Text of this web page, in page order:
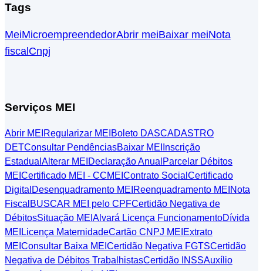
Tags
MeiMicroempreendedorAbrir meiBaixar meiNota
fiscal Cnpj
Serviços MEI
Abrir MEI Regularizar MEI Boleto DASCADASTRO
DETConsultar PendênciasBaixar MEI Inscrição
Estadual Alterar MEI Declaração Anual Parcelar Débitos
MEI Certificado MEI - CCMEI Contrato Social Certificado
Digital Desenquadramento MEI Reenquadramento MEI Nota
Fiscal BUSCAR MEI pelo CPFCertidão Negativa de
DébitosSituação MEI Alvará Licença FuncionamentoDívida
MEI Licença MaternidadeCartão CNPJ MEI Extrato
MEI Consultar Baixa MEI Certidão Negativa FGTSCertidão
Negativa de Débitos TrabalhistasCertidão INSSAuxílio